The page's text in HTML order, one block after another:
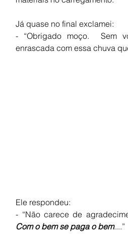
Já quase no final exclamei:
- “Obrigado moço.  Sem
enrascada com essa chuva
Ele respondeu:
- “Não carece de
Com o bem se paga o bem....”